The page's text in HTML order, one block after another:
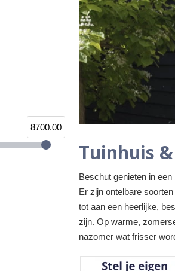
8700.00
Tuinhuis
Beschut genieten in
Er zijn ontelbare
tot aan een heerlijke,
zijn. Op warme,
nazomer wat frisser